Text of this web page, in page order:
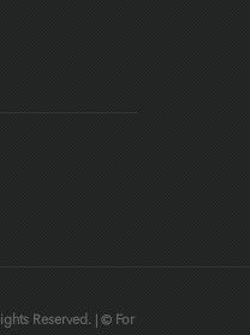
Reserved. | © For